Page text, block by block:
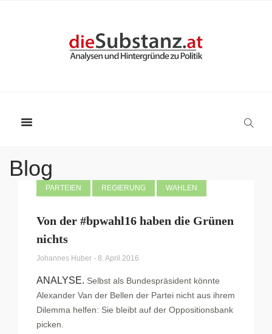
Blog
PARTEIEN REGIERUNG WAHLEN
Von der #bpwahl16 haben die Grünen
nichts
Johannes Huber - 8. April 2016
ANALYSE. Selbst als Bundespräsident könnte
Alexander Van der Bellen der Partei nicht aus ihrem
Dilemma helfen: Sie bleibt auf der Oppositionsbank
picken.